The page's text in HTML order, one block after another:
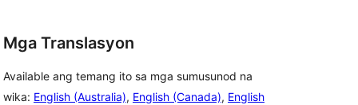
Mga Translasyon
Available ang temang ito sa mga sumusunod na
wika: English (Australia), English (Canada), English